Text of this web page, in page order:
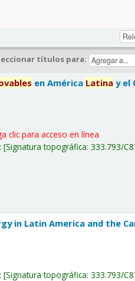
títulos para:
en América Latina y el
clic para acceso en línea
Signatura topográfica:333.793/
in Latin America and the
Signatura topográfica:333.793/